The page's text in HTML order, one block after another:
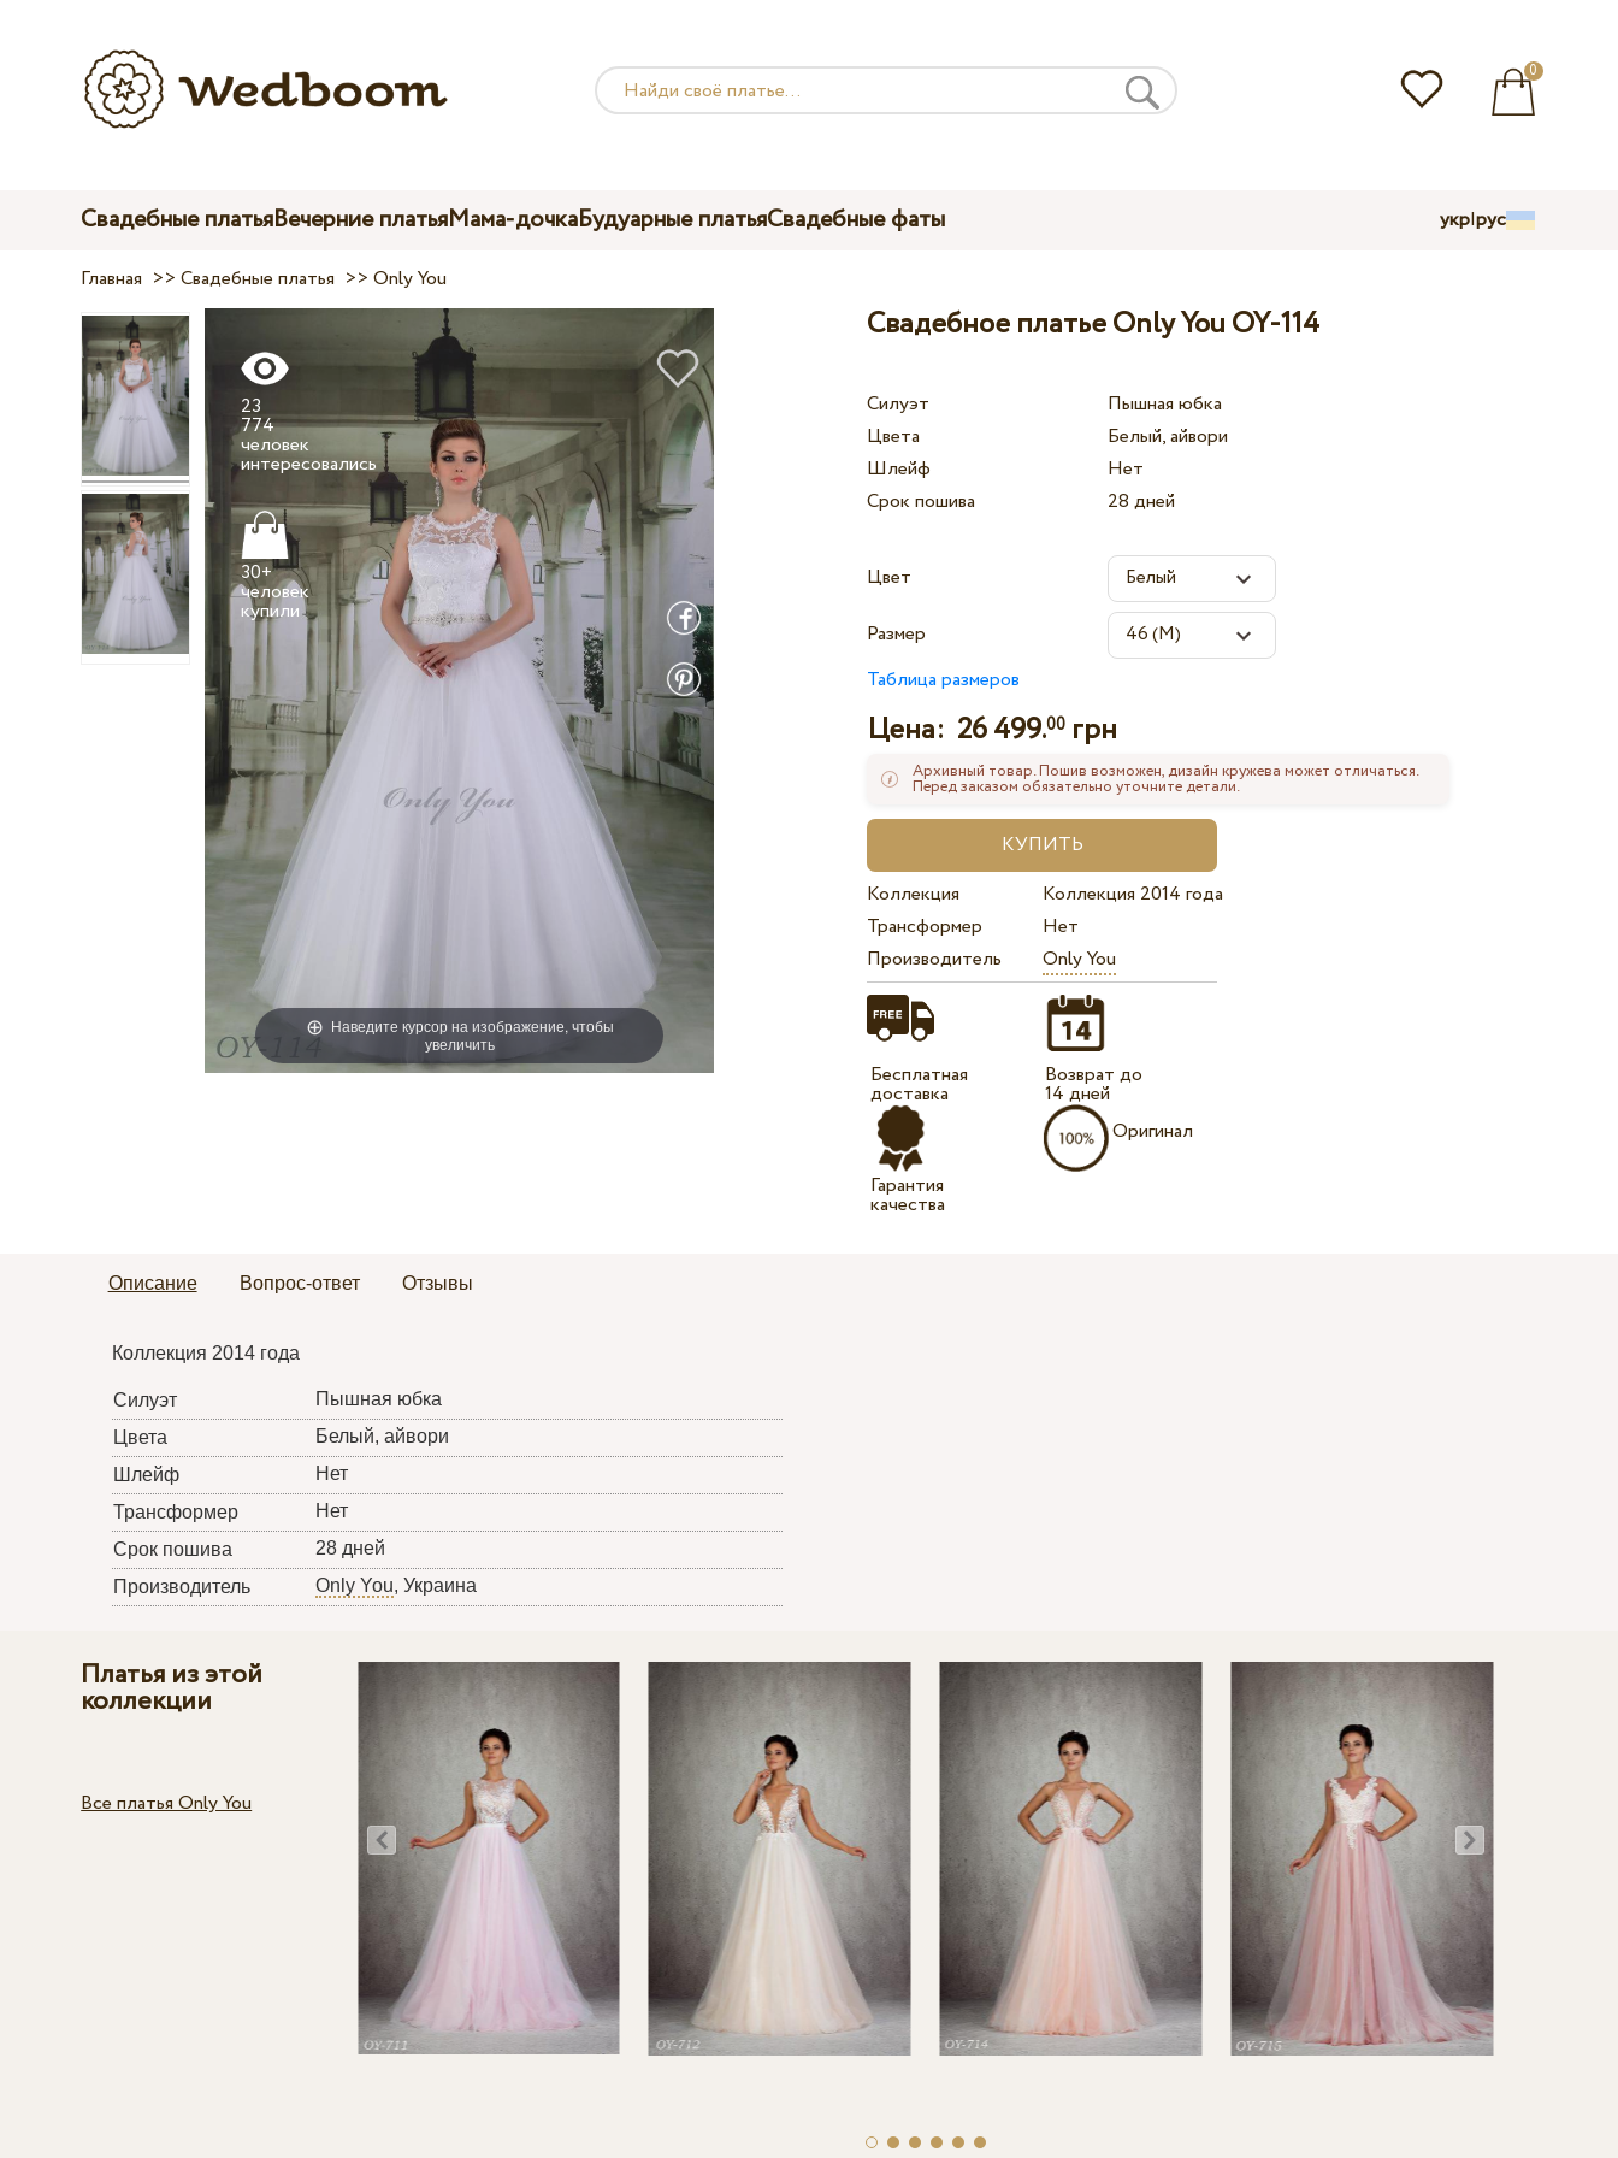
0
Свадебные платьяВечерние платьяМама-дочкаБудуарные платьяСвадебные фаты укр|рус
Главная >>Свадебные платья >>Only You
Наведите курсор на изображение, чтобы
увеличить
23
774
человек
30+
человек
Свадебное платье Only You OY-114
Силуэт
Пышная юбка
Цвета
Белый, айвори
Шлейф
Нет
Срок пошива
28 дней
Цвет
Размер
Таблица размеров
Цена: 26 499.00 грн
Архивный товар. Пошив возможен, дизайн кружева может отличаться.
Перед заказом обязательно уточните детали.
Коллекция
Коллекция 2014 года
Трансформер
Нет
Производитель
Only You
Бесплатная
доставка
Гарантия
качества
Возврат до
14 дней
Оригинал
Описание Вопрос-ответ Отзывы
Коллекция 2014 года
Силуэт
Пышная юбка
Цвета
Белый, айвори
Шлейф
Нет
Трансформер
Нет
Срок пошива
28 дней
Производитель
Only You, Украина
Платья из этой
коллекции
Все платья Only You